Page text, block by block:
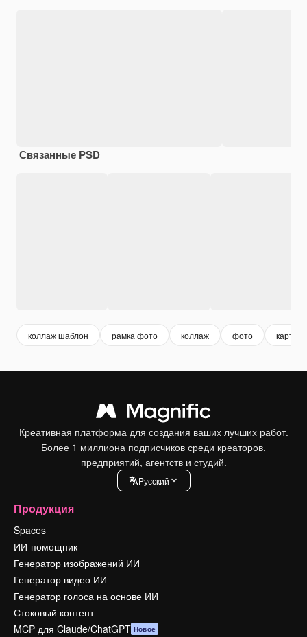
Связанные PSD
коллаж шаблон рамка фото коллаж фото картина
Креативная платформа для создания ваших лучших работ.
Более 1 миллиона подписчиков среди креаторов,
предприятий, агентств и студий.
Pусский
Продукция
Spaces
ИИ-помощник
Генератор изображений ИИ
Генератор видео ИИ
Генератор голоса на основе ИИ
Стоковый контент
MCP для Claude/ChatGPT Новое